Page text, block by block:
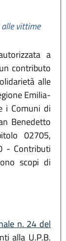
vittime
a
contributo
alle
Emilia-
i Comuni di
Benedetto
02705,
- Contributi
scopi di
n. 24 del
alla U.P.B.